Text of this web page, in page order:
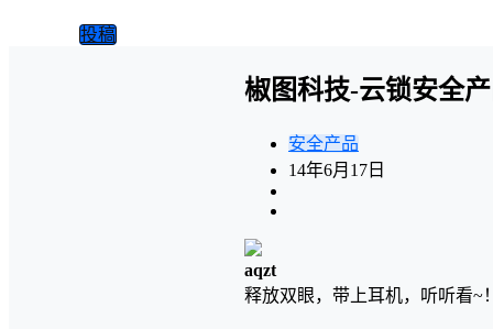
投稿
椒图科技-云锁安全
安全产品
14年6月17日
aqzt
释放双眼，带上耳机，听听看~